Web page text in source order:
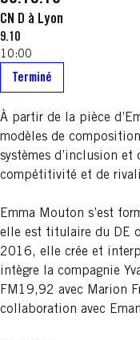
CN D à Lyon
9.10
10:00
Terminé
À partir de la pièce
modèles de
systèmes d’inclusion
compétitivité et de
Emma Mouton s’est
elle est titulaire du DE
2016, elle crée et
intègre la compagnie
FM19,92 avec Marion
collaboration avec